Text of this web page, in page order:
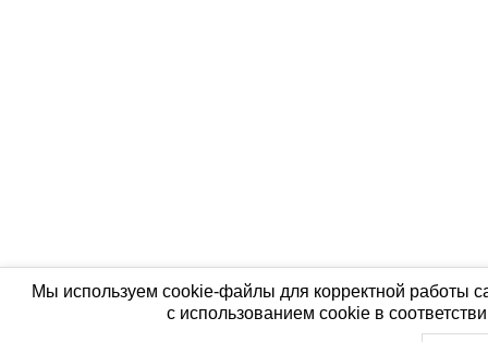
Мы используем cookie-файлы для корректной работы
с использованием cookie в